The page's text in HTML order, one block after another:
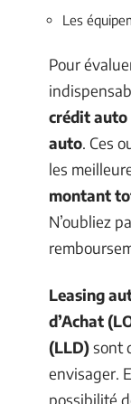
Les
Pour
crédit auto
auto. Ces
les
montant
N’oubliez
Leasing
d’Achat
(LLD)sont
envisager.
possibilité